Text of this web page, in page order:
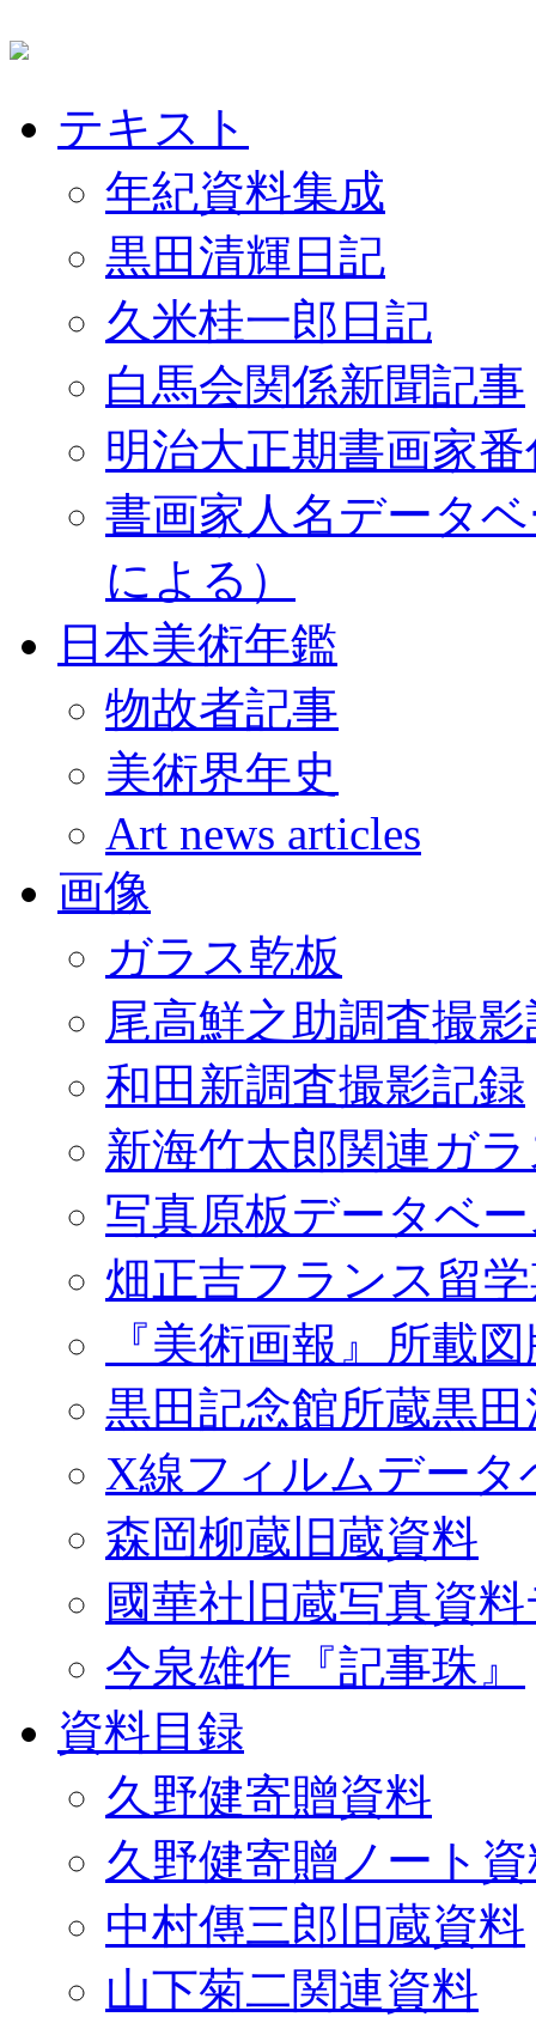
テキスト
年紀資料集成
黒田清輝日記
久米桂一郎日記
白馬会関係新聞記事
明治大正期書画家
書画家人名データ
による）
日本美術年鑑
物故者記事
美術界年史
Art news articles
画像
ガラス乾板
尾高鮮之助調査撮
和田新調査撮影記録
新海竹太郎関連ガ
写真原板データベ
畑正吉フランス留
『美術画報』所載
黒田記念館所蔵黒
X線フィルムデータ
森岡柳蔵旧蔵資料
國華社旧蔵写真資
今泉雄作『記事珠』
資料目録
久野健寄贈資料
久野健寄贈ノート
中村傳三郎旧蔵資料
山下菊二関連資料